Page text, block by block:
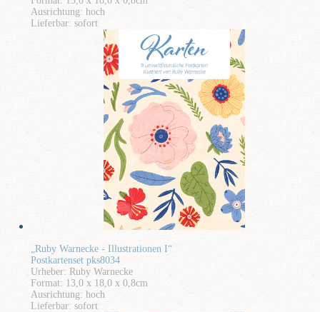
Ausrichtung: hoch
Lieferbar: sofort
„Ruby Warnecke - Illustrationen I“
Postkartenset pks8034
Urheber: Ruby Warnecke
Format: 13,0 x 18,0 x 0,8cm
Ausrichtung: hoch
Lieferbar: sofort